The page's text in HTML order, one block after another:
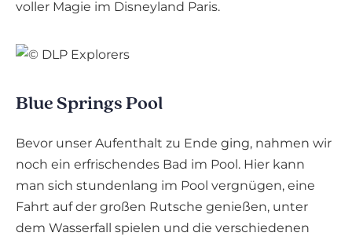
voller Magie im Disneyland Paris.
Blue Springs Pool
Bevor unser Aufenthalt zu Ende ging, nahmen wir
noch ein erfrischendes Bad im Pool. Hier kann
man sich stundenlang im Pool vergnügen, eine
Fahrt auf der großen Rutsche genießen, unter
dem Wasserfall spielen und die verschiedenen